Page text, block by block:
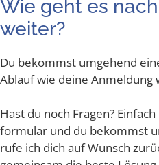
Wie geht es
weiter?
Du bekommst umge­hend
Ablauf wie dei­ne Anmel­dung
Hast du noch Fra­gen?
for­mu­lar und du bekommst
rufe ich dich auf Wunsch